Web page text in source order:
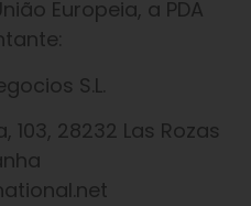
Europeia, a PDA
S.L.
28232 Las Rozas